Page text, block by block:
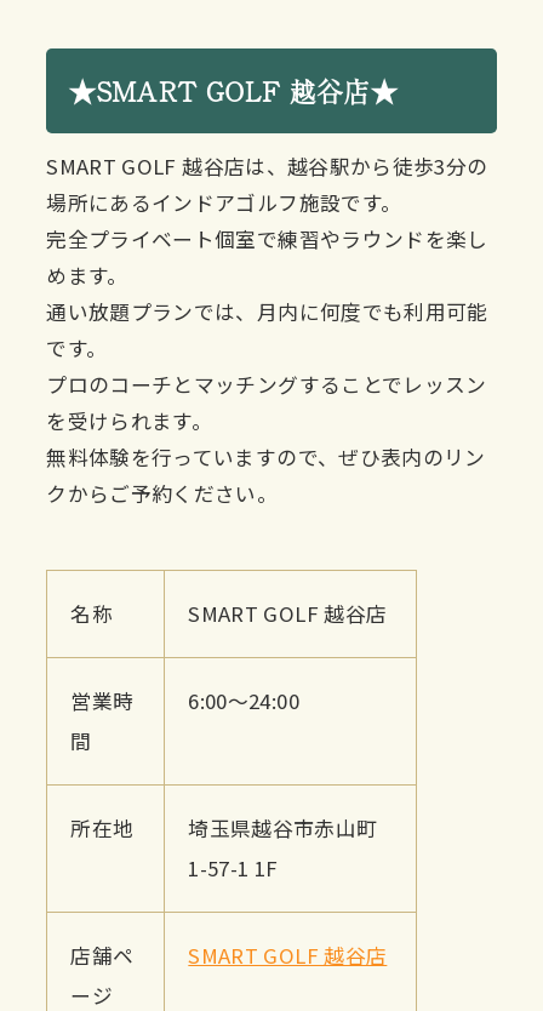
★SMART GOLF 越谷店★
SMART GOLF 越谷店は、越谷駅から徒歩3分の
場所にあるインドアゴルフ施設です。
完全プライベート個室で練習やラウンドを楽し
めます。
通い放題プランでは、月内に何度でも利用可能
です。
プロのコーチとマッチングすることでレッスン
を受けられます。
無料体験を行っていますので、ぜひ表内のリン
クからご予約ください。
名称 SMART GOLF 越谷店
営業時
間
6:00～24:00
所在地
埼玉県越谷市赤山町
1-57-1 1F
店舗ペ
ージ
SMART GOLF 越谷店